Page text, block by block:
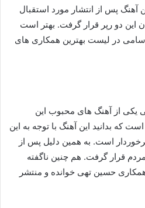
پس از انتشار مورد استقبال
این دو رپر قرار گرفت. بهتر است
سامی در لیست بهترین همکاری های
از آهنگ های محبوب این
که بدانید این آهنگ با توجه به این
است. به همین دلیل پس از
قرار گرفت. هم چنین ناگفته
حسین تهی خوانده و منتشر